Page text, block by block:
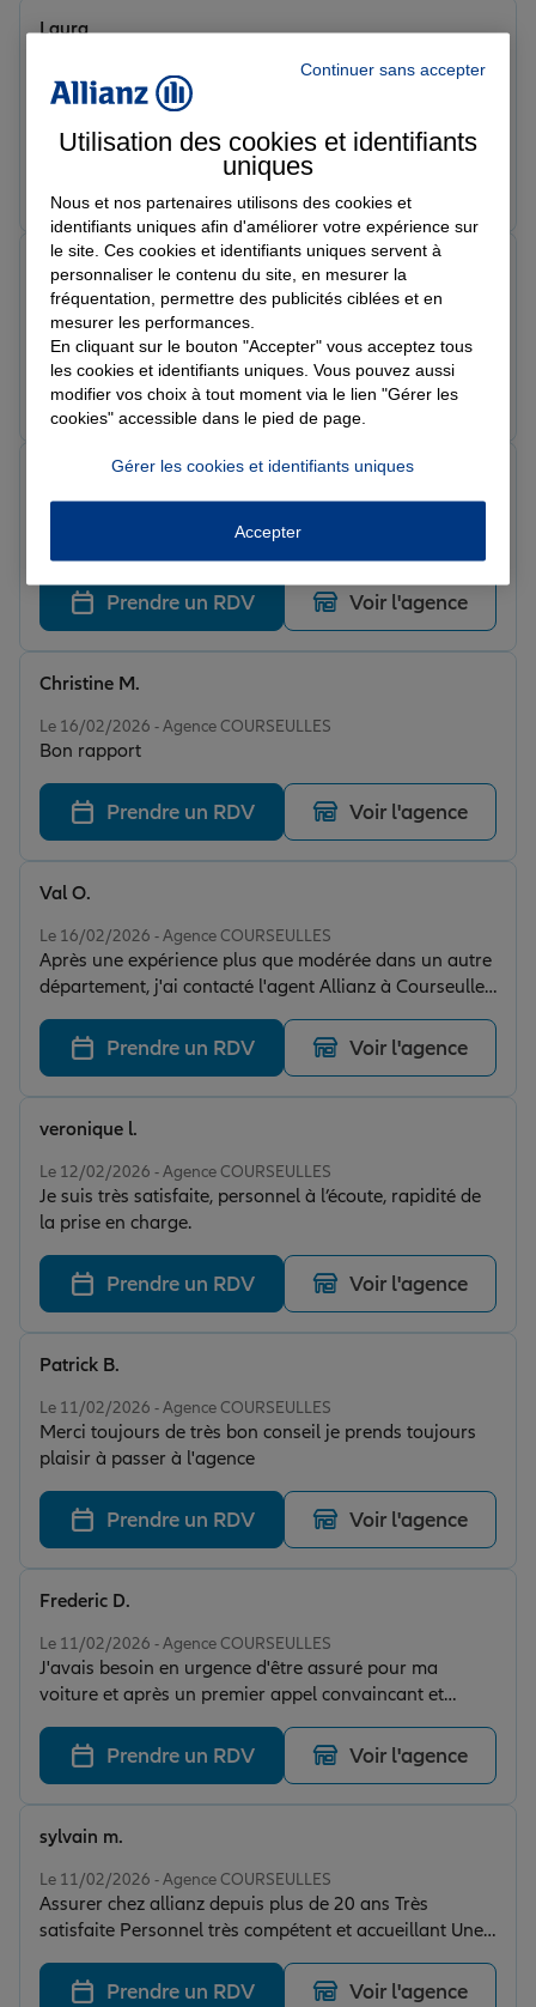
Le 18/02/2026 - Agence COURSEULLES
Un super accueil et des personnes très réactives.
d'assurance. Merci
Laura
Prendre un RDV
Note de 5 sur 5
Le 16/02/2026 - Agence COURSEULLES
Conseillère acceuillante et chaleureuse.
Prendre un RDV Voir l'agence
Très gentil personne bien reçu est à l écoute
gruyer e.
Prendre un RDV Voir l'agence
Le 16/02/2026 - Agence COURSEULLES
Bon rapport
Christine M.
Prendre un RDV Voir l'agence
Le 16/02/2026 - Agence COURSEULLES
Après une expérience plus que modérée dans un autre
département, j'ai contacté l'agent Allianz à Courseulles
sur mer. ECOUTE+EFFICACITE+REACTIVITE Un rapport
humain qui fait chaud au coeur. Pas de doute dans la
proposition envoyée J'ai souscrit en quelques
échanges de mails. Merci à Justine.
Val O.
Prendre un RDV Voir l'agence
Le 12/02/2026 - Agence COURSEULLES
Je suis très satisfaite, personnel à l’écoute, rapidité de
la prise en charge.
veronique l.
Prendre un RDV Voir l'agence
Le 11/02/2026 - Agence COURSEULLES
Merci toujours de très bon conseil je prends toujours
plaisir à passer à l'agence
Patrick B.
Prendre un RDV Voir l'agence
Le 11/02/2026 - Agence COURSEULLES
J'avais besoin en urgence d'être assuré pour ma
voiture et après un premier appel convaincant et
rassurant j'ai souscrit le jour même mon contrat
d'assurance à l'agence où l'accueil à la fois convivial et
chaleureux à été au-delà de mes espérances... C'est
pourquoi j'ai décidé de souscrire également pour ma
maman une mutuelle santé fin janvier où l'efficacité et
la prise en charge a été immédiate... Je recommande
vivement cette agence rue de la mer à Courseulles-sur-
Mer... Merci encore pour l'accueil chaleureux et le
professionnalisme...
Frederic D.
Prendre un RDV Voir l'agence
Le 11/02/2026 - Agence COURSEULLES
Assurer chez allianz depuis plus de 20 ans Très
satisfaite Personnel très compétent et accueillant Une
équipe à l’écoute Je recommande l’agence de
courseulles sur mer Équipe formidable
sylvain m.
Prendre un RDV Voir l'agence
Continuer sans accepter
Utilisation des cookies et identifiants
uniques
Nous et nos partenaires utilisons des cookies et
identifiants uniques afin d'améliorer votre expérience sur
le site. Ces cookies et identifiants uniques servent à
personnaliser le contenu du site, en mesurer la
fréquentation, permettre des publicités ciblées et en
mesurer les performances.
En cliquant sur le bouton "Accepter" vous acceptez tous
les cookies et identifiants uniques. Vous pouvez aussi
modifier vos choix à tout moment via le lien "Gérer les
cookies" accessible dans le pied de page.
Gérer les cookies et identifiants uniques
Accepter